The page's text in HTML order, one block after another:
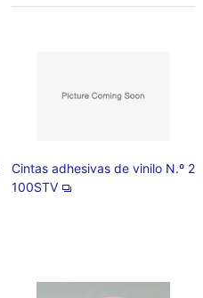
Cintas adhesivas de vinilo N.º 2
100STV